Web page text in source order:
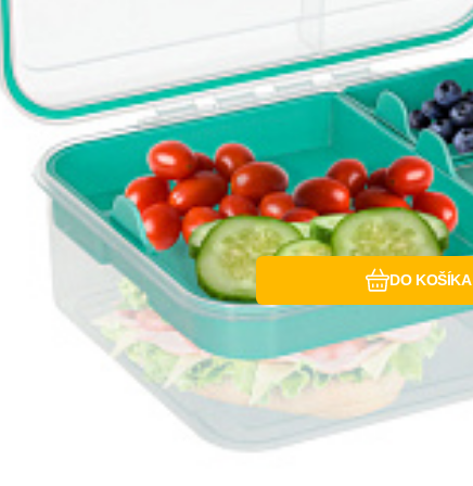
DO KOŠÍKA
Obľúbený
Porovnať